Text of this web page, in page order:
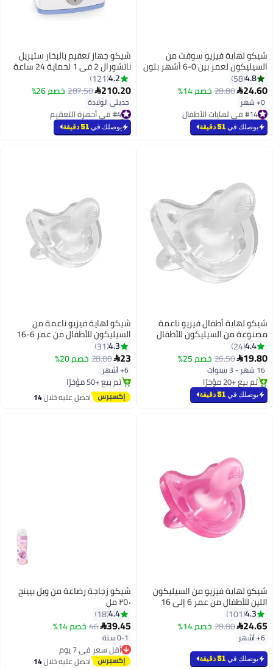
شيكو لهاية فيزيو سوفت من
السيليكون لعمر بين 0-6 أشهر بلون
أزرق، قطعة واحدة
4.8
58
24.60
28.80خصم 14%
0+ شهر #14 في لهايات الأطفال
أقل سعر في 30 يوم
بتخلّص بسرعة
تم بيع +120 مؤخرًا
يوصلك في 51 دقيقة
شيكو جهاز تعقيم بالبخار ستيريل
ناتشورال 2 في 1 لحماية 24 ساعة
بمقاس قابل للتعديل وخالٍ من مادة
Bpa بلون شفاف/أبيض - طراز
CH07392
4.2
121
210.20
287.50خصم 26%
حديثي الولادة
#4 في أجهزة التعقيم
تم بيع +40 مؤخرًا
#4 في أجهزة التعقيم
يوصلك في 51 دقيقة
شيكو لهاية أطفال فيزيو ناعمة
مصنوعة من السيليكون للأطفال
بعمر 16-36 شهراً - قطعة واحدة
4.4
24
19.80
26.50خصم 25%
16 شهر - 3 سنوات
#33 في لهايات الأطفال
أقل سعر في 7 يوم
تم بيع +20 مؤخرًا
يوصلك في 51 دقيقة
شيكو لهاية فيزيو ناعمة من
السيليكون للأطفال من عمر 6-16
شهراً، قطعة واحدة
4.3
31
23
28.80خصم 20%
6+ أشهر
توصيل مجاني
باقي 1 وحدات في المخزون
تم بيع +50 مؤخرًا احصل عليه خلال14
شيكو لهاية فيزيو من السيليكون
اللين للأطفال من عمر 6 إلى 16
شهر بلون وردي - قطعة واحدة
4.3
101
24.65
28.80خصم 14%
6+ أشهر
يوصلك في 51 دقيقة
شيكو زجاجة رضاعة من ويل بيينج
٢٥٠ مل
4.4
18
39.45
46 خصم 14%
0-1 سنةأقل سعر في 7 يوم
توصيل مجاني
أقل سعر في 7 يوماحصل عليه خلال14